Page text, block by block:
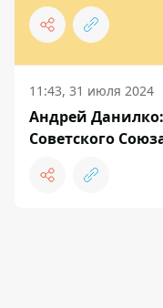
11:43, 31 июля 2024
Андрей Данилко:
Советского